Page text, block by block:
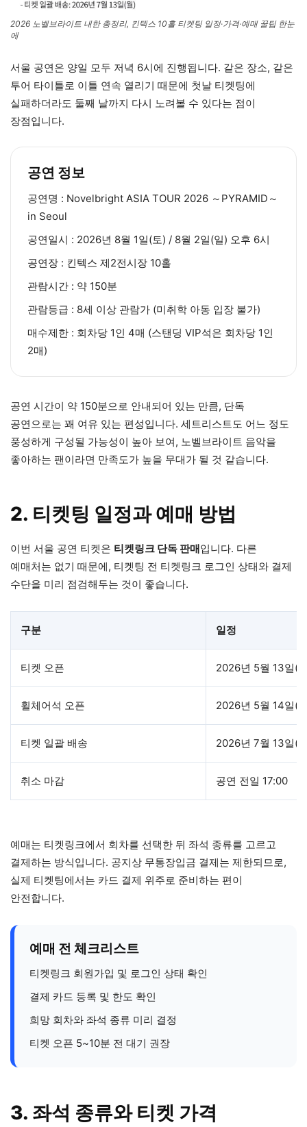
2026 노벨브라이트 내한 총정리, 킨텍스 10홀 티켓팅 일정·가격·예매 꿀팁 한눈
에
서울 공연은 양일 모두 저녁 6시에 진행됩니다. 같은 장소, 같은
투어 타이틀로 이틀 연속 열리기 때문에 첫날 티켓팅에
실패하더라도 둘째 날까지 다시 노려볼 수 있다는 점이
장점입니다.
공연 정보
공연명 : Novelbright ASIA TOUR 2026 ～PYRAMID～
in Seoul
공연일시 : 2026년 8월 1일(토) / 8월 2일(일) 오후 6시
공연장 : 킨텍스 제2전시장 10홀
관람시간 : 약 150분
관람등급 : 8세 이상 관람가 (미취학 아동 입장 불가)
매수제한 : 회차당 1인 4매 (스탠딩 VIP석은 회차당 1인
2매)
공연 시간이 약 150분으로 안내되어 있는 만큼, 단독
공연으로는 꽤 여유 있는 편성입니다. 세트리스트도 어느 정도
풍성하게 구성될 가능성이 높아 보여, 노벨브라이트 음악을
좋아하는 팬이라면 만족도가 높을 무대가 될 것 같습니다.
2. 티켓팅 일정과 예매 방법
이번 서울 공연 티켓은 티켓링크 단독 판매입니다. 다른
예매처는 없기 때문에, 티켓팅 전 티켓링크 로그인 상태와 결제
수단을 미리 점검해두는 것이 좋습니다.
구분 일정
티켓 오픈 2026년 5월 13일(
휠체어석 오픈 2026년 5월 14일(
티켓 일괄 배송 2026년 7월 13일(
취소 마감 공연 전일 17:00
예매는 티켓링크에서 회차를 선택한 뒤 좌석 종류를 고르고
결제하는 방식입니다. 공지상 무통장입금 결제는 제한되므로,
실제 티켓팅에서는 카드 결제 위주로 준비하는 편이
안전합니다.
예매 전 체크리스트
티켓링크 회원가입 및 로그인 상태 확인
결제 카드 등록 및 한도 확인
희망 회차와 좌석 종류 미리 결정
티켓 오픈 5~10분 전 대기 권장
3. 좌석 종류와 티켓 가격